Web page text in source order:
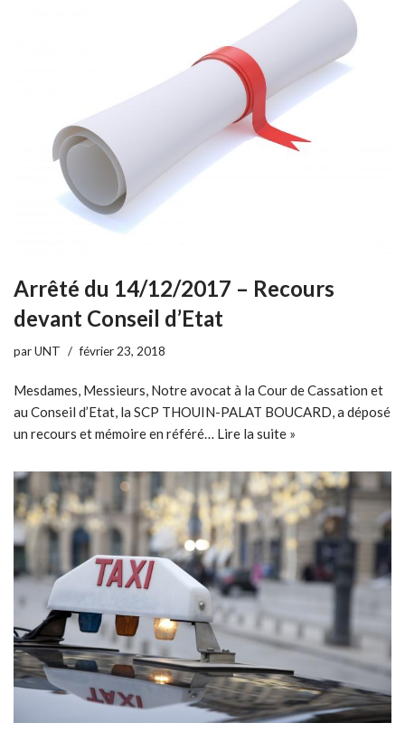
Arrêté du 14/12/2017 – Recours
devant Conseil d’Etat
parUNT février 23, 2018
Mesdames, Messieurs, Notre avocat à la Cour de Cassation et
au Conseil d’Etat, la SCP THOUIN-PALAT BOUCARD, a déposé
un recours et mémoire en référé… Lire la suite »